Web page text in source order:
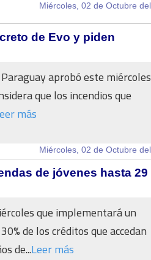
Miércoles, 02 de Octubre
de Evo y piden
aprobó este miércoles
que los incendios que
más
Miércoles, 02 de Octubre
de jóvenes hasta 29
que implementará un
de los créditos que accedan
de...Leer más